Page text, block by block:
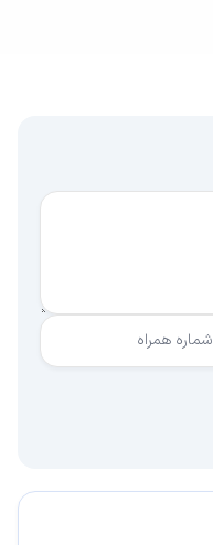
شماره همراه